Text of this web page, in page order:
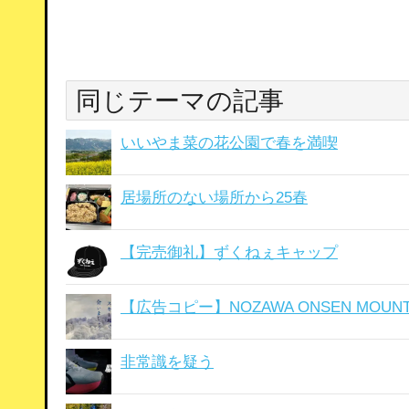
同じテーマの記事
いいやま菜の花公園で春を満喫
居場所のない場所から25春
【完売御礼】ずくねぇキャップ
【広告コピー】NOZAWA ONSEN
非常識を疑う